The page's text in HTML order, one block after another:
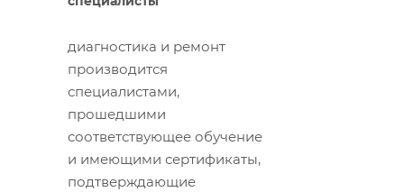
диагностика и ремонт
производится
специалистами,
прошедшими
соответствующее обучение
и имеющими сертификаты,
подтверждающие